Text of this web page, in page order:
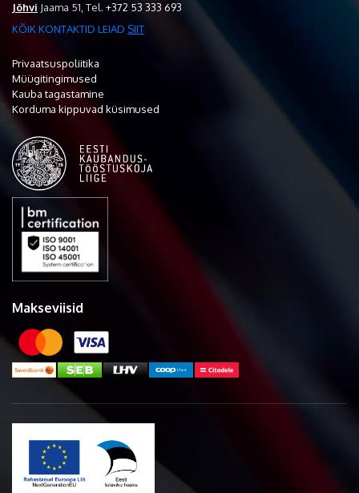
Jõhvi Jaama 51, Tel. +372 53 333 693
KÕIK KONTAKTID LEIAD SIIT
Privaatsuspoliitika
Müügitingimused
Kauba tagastamine
Korduma kippuvad küsimused
Makseviisid